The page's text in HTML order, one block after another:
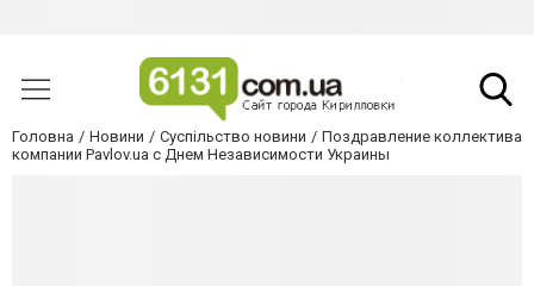
Головна Новини Суспільство новини
Поздравление коллектива
компании Pavlov.ua с Днем Независимости Украины